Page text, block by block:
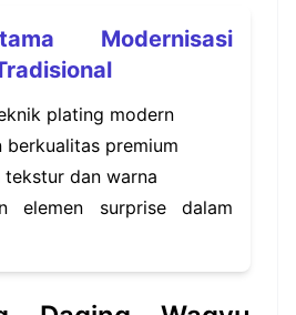
Modernisasi
plating modern
berkualitas premium
tekstur dan warna
elemen surprise dalam